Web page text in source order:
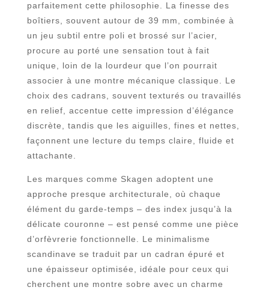
parfaitement cette philosophie. La finesse des
boîtiers, souvent autour de 39 mm, combinée à
un jeu subtil entre poli et brossé sur l’acier,
procure au porté une sensation tout à fait
unique, loin de la lourdeur que l’on pourrait
associer à une montre mécanique classique. Le
choix des cadrans, souvent texturés ou travaillés
en relief, accentue cette impression d’élégance
discrète, tandis que les aiguilles, fines et nettes,
façonnent une lecture du temps claire, fluide et
attachante.
Les marques comme Skagen adoptent une
approche presque architecturale, où chaque
élément du garde-temps – des index jusqu’à la
délicate couronne – est pensé comme une pièce
d’orfèvrerie fonctionnelle. Le minimalisme
scandinave se traduit par un cadran épuré et
une épaisseur optimisée, idéale pour ceux qui
cherchent une montre sobre avec un charme